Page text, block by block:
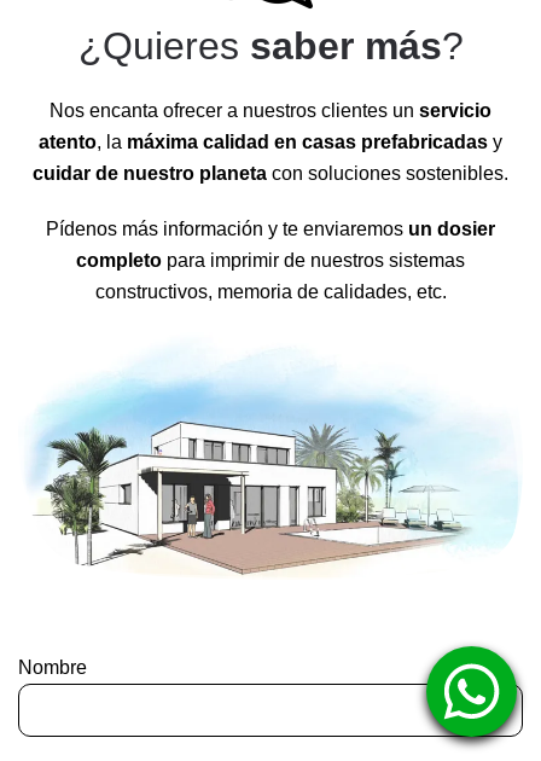
¿Quieres saber más?
Nos encanta ofrecer a nuestros clientes un servicio
atento, la máxima calidad en casas prefabricadas y
cuidar de nuestro planeta con soluciones sostenibles.
Pídenos más información y te enviaremos un dosier
completo para imprimir de nuestros sistemas
constructivos, memoria de calidades, etc.
Nombre